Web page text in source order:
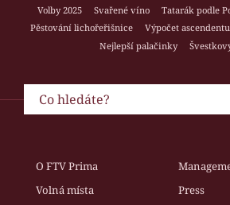
Volby 2025
Svařené víno Tatarák podle
Pěstování lichořeřišnice
Výpočet ascendentu
Nejlepší palačinky
O FTV Prima
Volná místa
Press